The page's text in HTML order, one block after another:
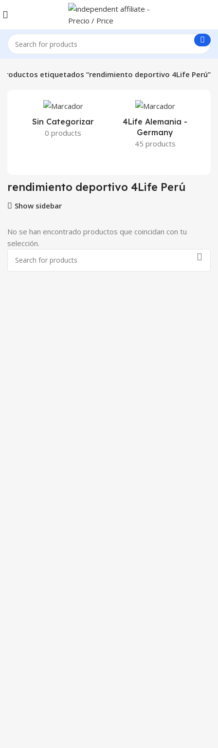
Productos etiquetados “rendimiento deportivo 4Life Perú”
Sin Categorizar
0 products
4Life Alemania -
Germany
45 products
rendimiento deportivo 4Life Perú
Show sidebar
No se han encontrado productos que coincidan con tu
selección.